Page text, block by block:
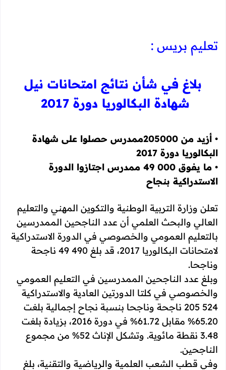
تعليم بريس :
بلاغ في شأن نتائج امتحانات نيل
شهادة البكالوريا دورة 2017
• أزيد من 205000ممدرس حصلوا على شهادة
البكالوريا دورة 2017
• ما يفوق 000 49 ممدرس اجتازوا الدورة
الاستدراكية بنجاح
تعلن وزارة التربية الوطنية والتكوين المهني والتعليم
العالي والبحث العلمي أن عدد الناجحين الممدرسين
بالتعليم العمومي والخصوصي في الدورة الاستدراكية
لامتحانات البكالوريا 2017، قد بلغ 490 49 ناجحة
وناجحا.
وبلغ عدد الناجحين الممدرسين في التعليم العمومي
والخصوصي في كلتا الدورتين العادية والاستدراكية
524 205 ناجحة وناجحا بنسبة نجاح إجمالية بلغت
65.20% مقابل 61.72% في دورة 2016، بزيادة بلغت
3.48 نقطة مائوية. وتشكل الإناث 52% من مجموع
الناجحين.
وفي قطب الشعب العلمية والرياضية والتقنية، بلغ